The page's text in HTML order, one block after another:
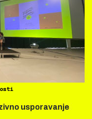
usporavanje